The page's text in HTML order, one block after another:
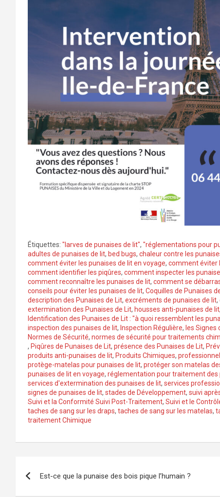
Étiquettes: "larves de punaises de lit", "réglementations pour
adultes de punaises de lit, bed bugs, chaleur contre les
comment éviter les punaises de lit en voyage, comment éviter
comment identifier les piqûres, comment inspecter les
comment reconnaître les punaises de lit, comment se
conseils pour éviter les punaises de lit, Coquilles de Punaises
description des Punaises de Lit, excréments de punaises de lit,
extermination des Punaises de Lit, housses anti-punaises de lit,
Identification des Punaises de Lit : "à quoi ressemblent les
inspection des punaises de lit, Inspection Régulière, les
Normes de Sécurité, normes de sécurité pour traitements
, Piqûres de Punaises de Lit, présence des Punaises de Lit,
produits anti-punaises de lit, Produits Chimiques,
protège-matelas pour punaises de lit, protéger son matelas
punaises de lit en voyage, réglementation pour traitement des
services d'extermination des punaises de lit, services
signes de punaises de lit, stades de Développement, suivi
Suivi et la Conformité Suivi Post-Traitement, Suivi et le
taches de sang sur les draps, taches de sang sur les matelas,
traitement Chimique
Est-ce que la punaise des bois pique l’humain ?